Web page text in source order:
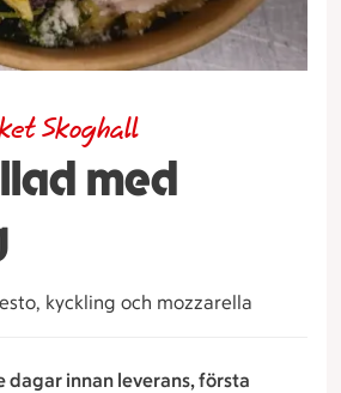
med
Skoghall
kyckling och mozzarella
dagar innan leverans, första